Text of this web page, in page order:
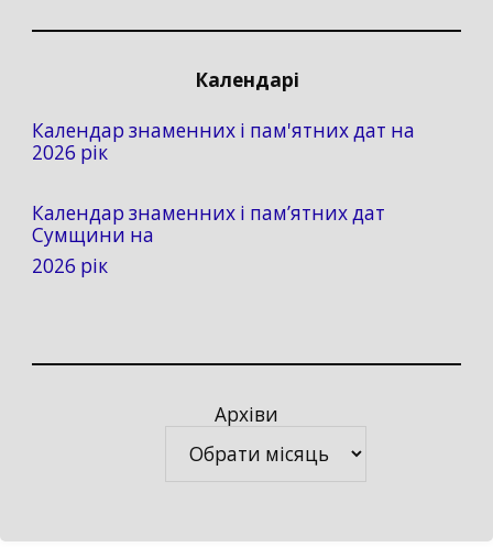
Календарі
Календар знаменних і пам'ятних дат на
2026 рік
Календар знаменних і пам’ятних дат
Сумщини на
2026 рік
Архіви